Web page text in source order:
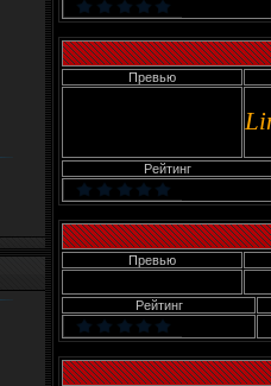
Превью
Рейтинг
Превью
Рейтинг